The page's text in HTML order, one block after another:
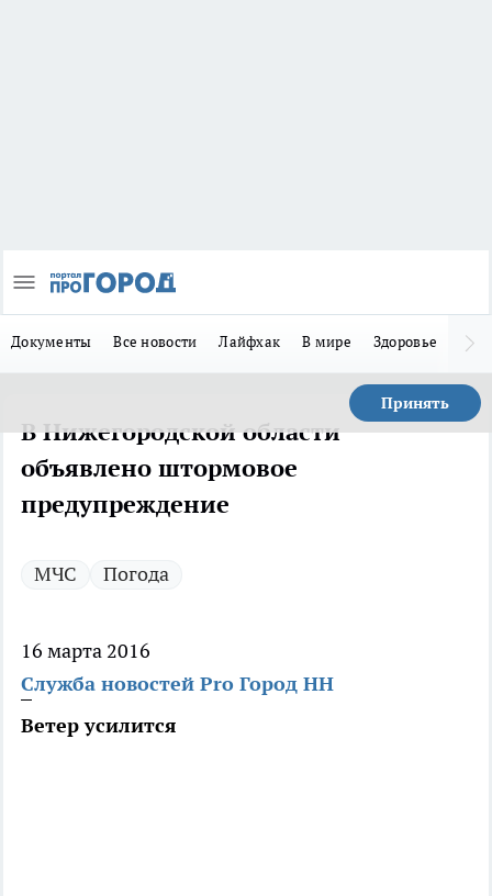
Документы Все новости Лайфхак В мире Здоровье
Принять
В Нижегородской области
объявлено штормовое
предупреждение
МЧС Погода
16 марта 2016
Служба новостей Pro Город НН
Ветер усилится